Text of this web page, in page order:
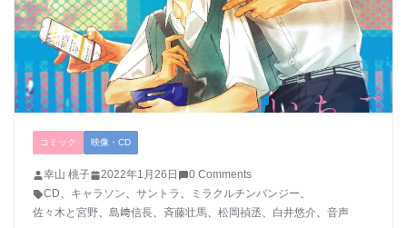
コミック 映像・CD
幸山 桃子 2022年1月26日
0 Comments
CD、 キャラソン、 サントラ 、 ミラクルチンパンジー、
佐々木と宮野、 島﨑信長、 斉藤壮馬、 松岡禎丞、 白井悠介、 音声